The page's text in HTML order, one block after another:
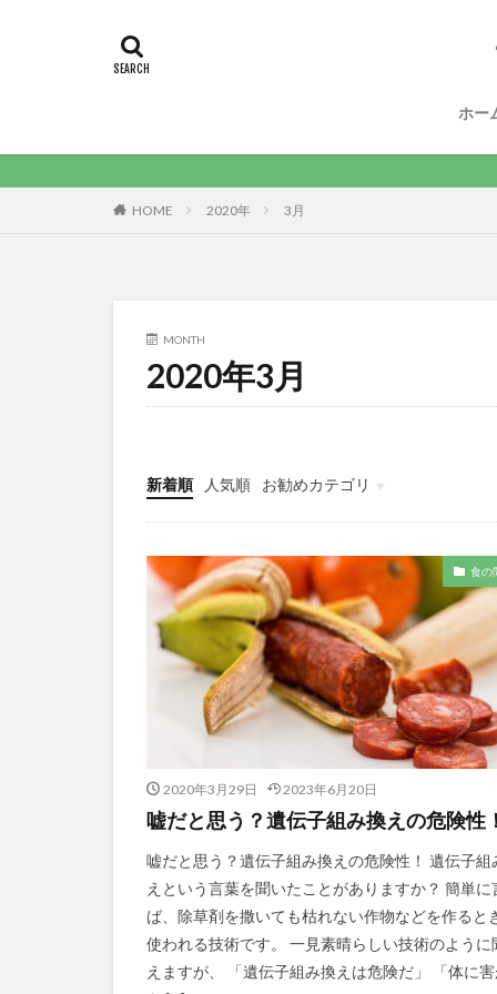
ホー
HOME 2020年 3月
MONTH
2020年3月
新着順 人気順
お勧めカテゴリ
食品添加物
食の
2020年3月29日 2023年6月20日
嘘だと思う？遺伝子組み換えの危険性！
嘘だと思う？遺伝子組み換えの危険性！ 遺伝子組
えという言葉を聞いたことがありますか？ 簡単に
ば、除草剤を撒いても枯れない作物などを作ると
使われる技術です。 一見素晴らしい技術のように
えますが、 「遺伝子組み換えは危険だ」 「体に